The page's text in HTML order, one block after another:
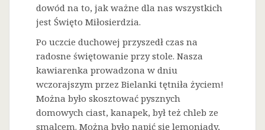
dowód na to, jak ważne dla nas wszystkich
jest Święto Miłosierdzia.
Po uczcie duchowej przyszedł czas na
radosne świętowanie przy stole. Nasza
kawiarenka prowadzona w dniu
wczorajszym przez Bielanki tętniła życiem!
Można było skosztować pysznych
domowych ciast, kanapek, był też chleb ze
smalcem. Można było napić się lemoniady,